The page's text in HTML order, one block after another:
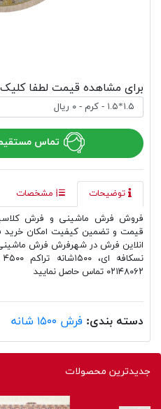
برای مشاهده قیمت لطفا
تماس
توضیحات مشخصات
فروش فرش ماشینی و فرش
قیمت و تضمین کیفیت امکان
انلاین فرش در شهرفرش فرش
۰۲۱۴۸۰۶۲ تماس حاصل نمایید
دسته بندی: فرش ۱۵۰۰ شانه
جدیدترین محصولات